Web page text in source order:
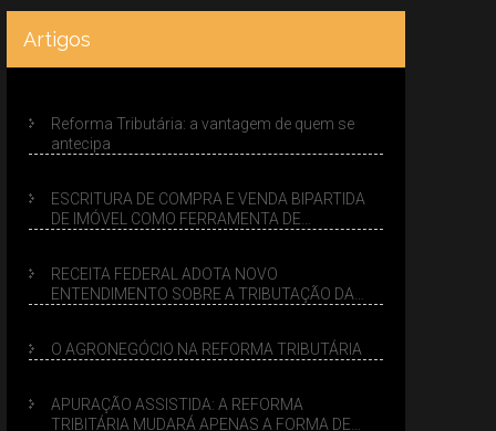
Artigos
Reforma Tributária: a vantagem de quem se
antecipa
ESCRITURA DE COMPRA E VENDA BIPARTIDA
DE IMÓVEL COMO FERRAMENTA DE
RECEITA FEDERAL ADOTA NOVO
ENTENDIMENTO SOBRE A TRIBUTAÇÃO DA
O AGRONEGÓCIO NA REFORMA TRIBUTÁRIA
APURAÇÃO ASSISTIDA: A REFORMA
TRIBITÁRIA MUDARÁ APENAS A FORMA DE